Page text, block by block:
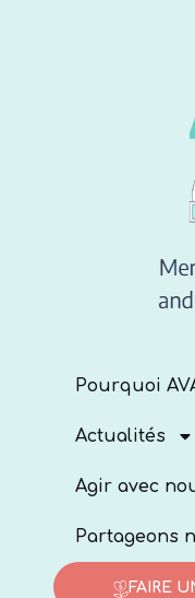
Pourquoi
Actualités
Agir avec
Partageons
FAIRE